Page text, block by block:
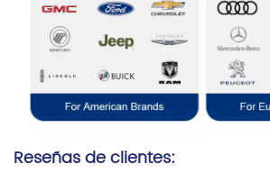
Reseñas de clientes: